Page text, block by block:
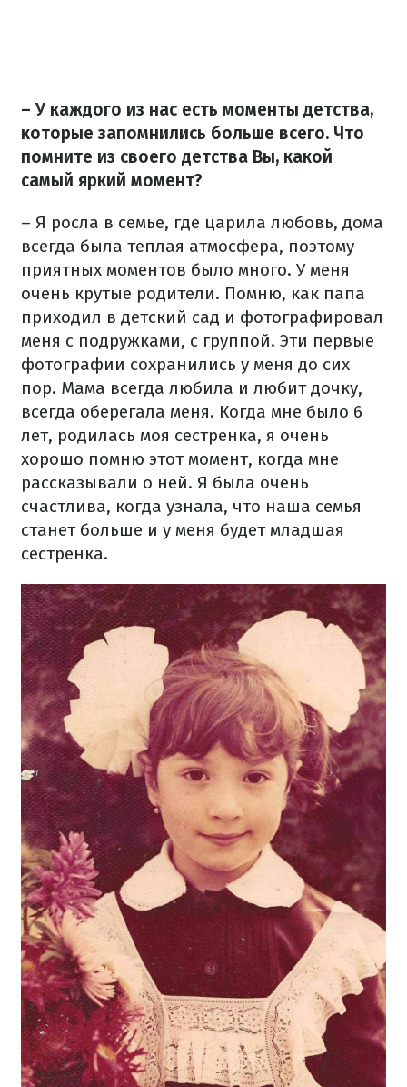
– У каждого из нас есть моменты детства,
которые запомнились больше всего. Что
помните из своего детства Вы, какой
самый яркий момент?
– Я росла в семье, где царила любовь, дома
всегда была теплая атмосфера, поэтому
приятных моментов было много. У меня
очень крутые родители. Помню, как папа
приходил в детский сад и фотографировал
меня с подружками, с группой. Эти первые
фотографии сохранились у меня до сих
пор. Мама всегда любила и любит дочку,
всегда оберегала меня. Когда мне было 6
лет, родилась моя сестренка, я очень
хорошо помню этот момент, когда мне
рассказывали о ней. Я была очень
счастлива, когда узнала, что наша семья
станет больше и у меня будет младшая
сестренка.